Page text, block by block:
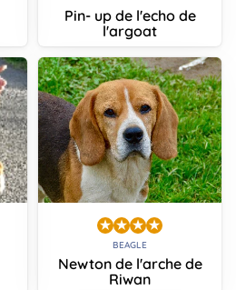
Pin- up de l'echo de
l'argoat
BEAGLE
Newton de l'arche de
Riwan